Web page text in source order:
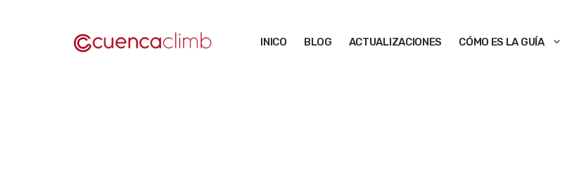
INICO BLOG ACTUALIZACIONES CÓMO ES LA GUÍA